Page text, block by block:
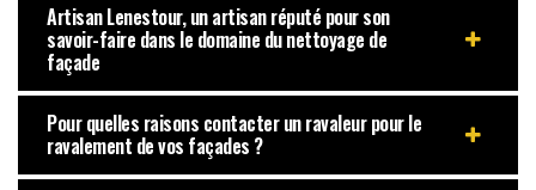
Artisan Lenestour, un artisan réputé pour son
savoir-faire dans le domaine du nettoyage de
façade
Pour quelles raisons contacter un ravaleur pour le
ravalement de vos façades ?